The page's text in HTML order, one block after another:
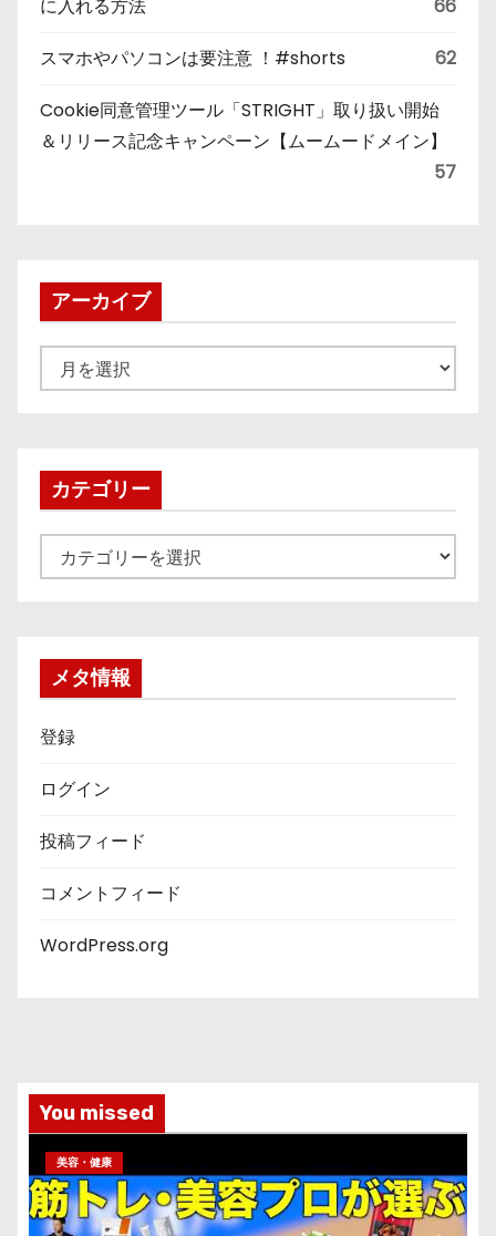
に入れる方法 66
スマホやパソコンは要注意 ！#shorts 62
Cookie同意管理ツール「STRIGHT」取り扱い開始
＆リリース記念キャンペーン【ムームードメイン】
57
アーカイブ
ー
ブカテゴリー
テ
メタ情報
登録
ログイン
投稿フィード
コメントフィード
WordPress.org
You missed
美容・健康